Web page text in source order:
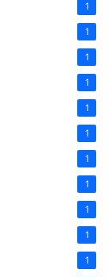
1
1
1
1
1
1
1
1
1
1
1